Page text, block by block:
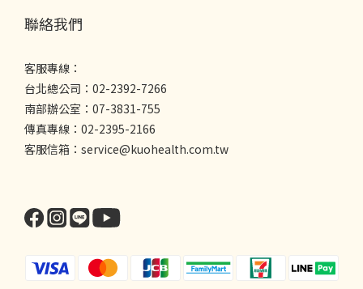
聯絡我們
客服專線：
台北總公司：02-2392-7266
南部辦公室：07-3831-755
傳真專線：02-2395-2166
客服信箱：service@kuohealth.com.tw